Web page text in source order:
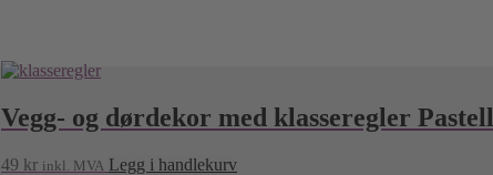
Vegg- og dørdekor med klasseregler Pastell
49 kr inkl. MVA Legg i handlekurv